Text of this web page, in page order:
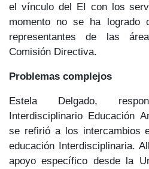
el vínculo del EI con los
momento no se ha logrado
representantes de las
Comisión Directiva.
Problemas complejos
Estela Delgado,
Interdisciplinario Educación
se refirió a los intercambios
educación Interdisciplinaria.
apoyo específico desde la